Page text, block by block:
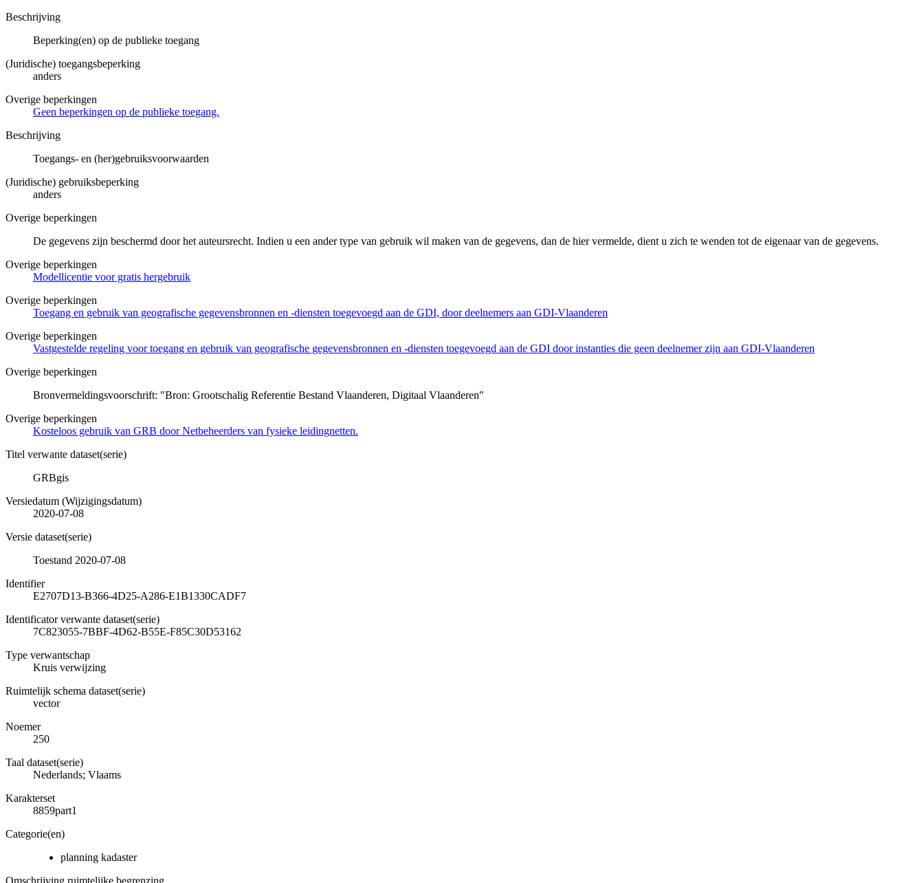
Beschrijving
Beperking(en) op de publieke toegang
(Juridische) toegangsbeperking
anders
Overige beperkingen
Geen beperkingen op de publieke toegang.
Beschrijving
Toegangs- en (her)gebruiksvoorwaarden
(Juridische) gebruiksbeperking
anders
Overige beperkingen
De gegevens zijn beschermd door het auteursrecht. Indien u een ander type van gebruik wil maken van de gegevens, dan de hier vermelde, dient u zich te wenden tot de eigenaar van de gegevens.
Overige beperkingen
Modellicentie voor gratis hergebruik
Overige beperkingen
Toegang en gebruik van geografische gegevensbronnen en -diensten toegevoegd aan de GDI, door deelnemers aan GDI-Vlaanderen
Overige beperkingen
Vastgestelde regeling voor toegang en gebruik van geografische gegevensbronnen en -diensten toegevoegd aan de GDI door instanties die geen deelnemer zijn aan GDI-Vlaanderen
Overige beperkingen
Bronvermeldingsvoorschrift: "Bron: Grootschalig Referentie Bestand Vlaanderen, Digitaal Vlaanderen"
Overige beperkingen
Kosteloos gebruik van GRB door Netbeheerders van fysieke leidingnetten.
Titel verwante dataset(serie)
GRBgis
Versiedatum (Wijzigingsdatum)
2020-07-08
Versie dataset(serie)
Toestand 2020-07-08
Identifier
E2707D13-B366-4D25-A286-E1B1330CADF7
Identificator verwante dataset(serie)
7C823055-7BBF-4D62-B55E-F85C30D53162
Type verwantschap
Kruis verwijzing
Ruimtelijk schema dataset(serie)
vector
Noemer
250
Taal dataset(serie)
Nederlands; Vlaams
Karakterset
8859part1
Categorie(en)
planning kadaster
Omschrijving ruimtelijke begrenzing